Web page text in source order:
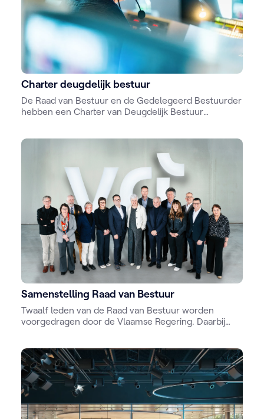
Charter deugdelijk bestuur
De Raad van Bestuur en de Gedelegeerd Bestuurder
hebben een Charter van Deugdelijk Bestuur
Samenstelling Raad van Bestuur
Twaalf leden van de Raad van Bestuur worden
voorgedragen door de Vlaamse Regering. Daarbij
fracties in het Vlaams Parlement. Daarnaast zijn er
vier onafhankelijke bestuurders.